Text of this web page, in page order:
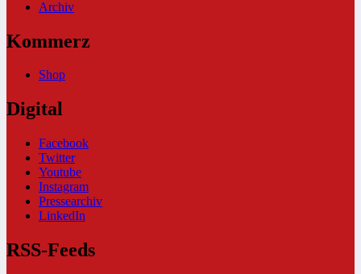
Archiv
Kommerz
Shop
Digital
Facebook
Twitter
Youtube
Instagram
Pressearchiv
LinkedIn
RSS-Feeds